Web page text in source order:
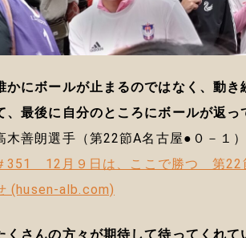
かにボールが止まるのではなく、動
、最後に自分のところにボールが返
木善朗選手（第22節A名古屋●０－１）
351 12月９日は、ここで勝つ 第22
(husen-alb.com)
くさんの方々が期待して待ってくれ